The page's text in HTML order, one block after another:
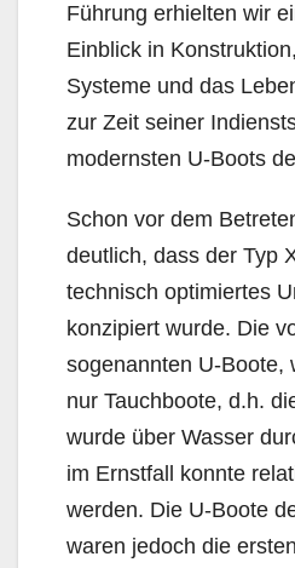
Führung erhielten wir
Einblick in
Systeme und das
zur Zeit seiner
modernsten U-Boots
Schon vor dem
deutlich, dass der Typ
technisch optimiertes
konzipiert wurde. Die
sogenannten U-Boote,
nur Tauchboote, d.h.
wurde über Wasser
im Ernstfall konnte
werden. Die U-Boote
waren jedoch die